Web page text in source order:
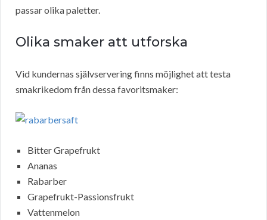
passar olika paletter.
Olika smaker att utforska
Vid kundernas självservering finns möjlighet att testa
smakrikedom från dessa favoritsmaker:
Bitter Grapefrukt
Ananas
Rabarber
Grapefrukt-Passionsfrukt
Vattenmelon